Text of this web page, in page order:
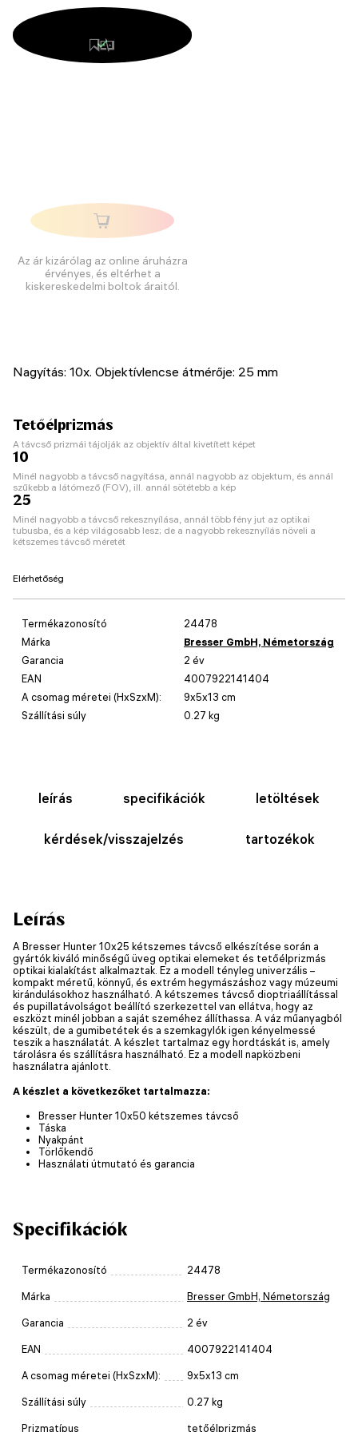
Az ár kizárólag az online áruházra
érvényes, és eltérhet a
kiskereskedelmi boltok áraitól.
Nagyítás: 10х. Objektívlencse átmérője: 25 mm
Tetőélprizmás
A távcső prizmái tájolják az objektív által kivetített képet
10
Minél nagyobb a távcső nagyítása, annál nagyobb az objektum, és annál
szűkebb a látómező (FOV), ill. annál sötétebb a kép
25
Minél nagyobb a távcső rekesznyílása, annál több fény jut az optikai
tubusba, és a kép világosabb lesz; de a nagyobb rekesznyílás növeli a
kétszemes távcső méretét
Elérhetőség
Termékazonosító
24478
Márka
Bresser GmbH, Németország
Garancia
2 év
EAN
4007922141404
A csomag méretei (HxSzxM):
9x5x13 cm
Szállítási súly
0.27 kg
leírás specifikációk letöltések
kérdések/visszajelzés tartozékok
Leírás
A Bresser Hunter 10x25 kétszemes távcső elkészítése során a
gyártók kiváló minőségű üveg optikai elemeket és tetőélprizmás
optikai kialakítást alkalmaztak. Ez a modell tényleg univerzális –
kompakt méretű, könnyű, és extrém hegymászáshoz vagy múzeumi
kirándulásokhoz használható. A kétszemes távcső dioptriaállítással
és pupillatávolságot beállító szerkezettel van ellátva, hogy az
eszközt minél jobban a saját szeméhez állíthassa. A váz műanyagból
készült, de a gumibetétek és a szemkagylók igen kényelmessé
teszik a használatát. A készlet tartalmaz egy hordtáskát is, amely
tárolásra és szállításra használható. Ez a modell napközbeni
használatra ajánlott.
A készlet a következőket tartalmazza:
Bresser Hunter 10x50 kétszemes távcső
Táska
Nyakpánt
Törlőkendő
Használati útmutató és garancia
Specifikációk
Termékazonosító 24478
Márka Bresser GmbH, Németország
Garancia 2 év
EAN 4007922141404
A csomag méretei (HxSzxM): 9x5x13 cm
Szállítási súly 0.27 kg
Prizmatípus tetőélprizmás